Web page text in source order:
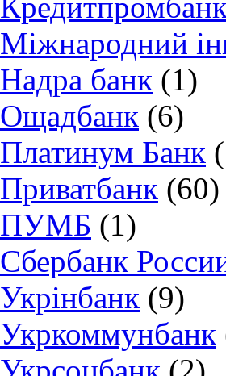
Міжнародний
Надра банк (1)
Ощадбанк (6)
Платинум Банк
Приватбанк (60)
ПУМБ (1)
Сбербанк
Укрінбанк (9)
Укркоммунбанк